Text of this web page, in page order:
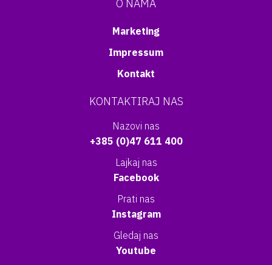
O NAMA
Marketing
Impressum
Kontakt
KONTAKTIRAJ NAS
Nazovi nas
+385 (0)47 611 400
Lajkaj nas
Facebook
Prati nas
Instagram
Gledaj nas
Youtube